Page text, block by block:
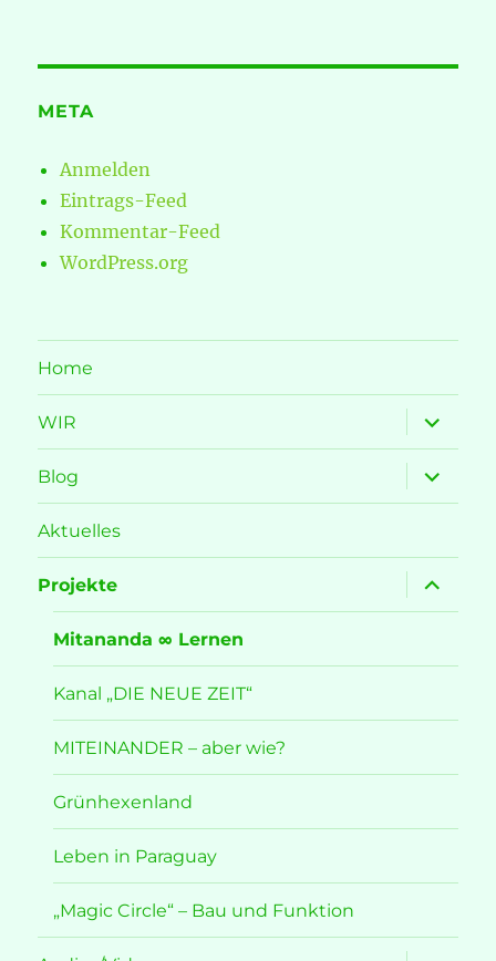
META
Anmelden
Eintrags-Feed
Kommentar-Feed
WordPress.org
Home
WIR
öffnen
Blog
öffnen
Aktuelles
Projekte
öffnen
Mitananda ∞ Lernen
Kanal „DIE NEUE ZEIT“
MITEINANDER – aber wie?
Grünhexenland
Leben in Paraguay
„Magic Circle“ – Bau und Funktion